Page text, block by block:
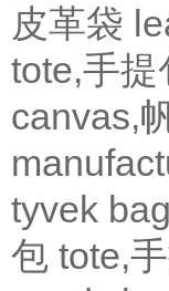
皮革袋
tote,手提
canvas,
tyvek
包 tote,